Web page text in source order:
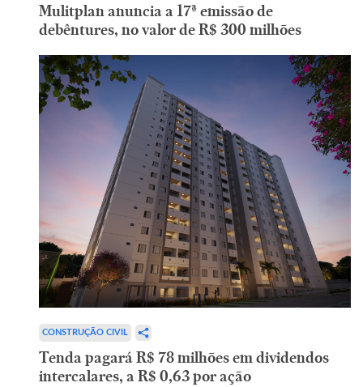
Mulitplan anuncia a 17ª emissão de
debêntures, no valor de R$ 300 milhões
CONSTRUÇÃO CIVIL
Tenda pagará R$ 78 milhões em dividendos
intercalares, a R$ 0,63 por ação